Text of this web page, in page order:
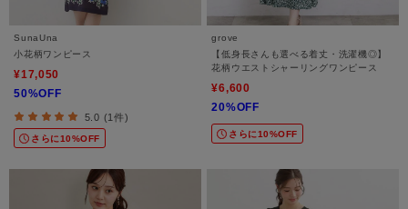
SunaUna
小花柄ワンピース
¥17,050
50%OFF
5.0 (1件)
さらに10%OFF
grove
【低身長さんも選べる着丈・洗濯機◎】
花柄ウエストシャーリングワンピース
¥6,600
20%OFF
さらに10%OFF